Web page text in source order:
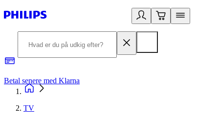
Betal senere med Klarna
TV